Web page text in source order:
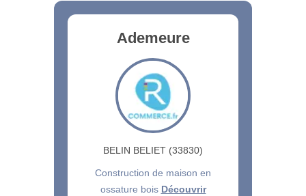
Ademeure
BELIN BELIET (33830)
Construction de maison en
ossature bois Découvrir